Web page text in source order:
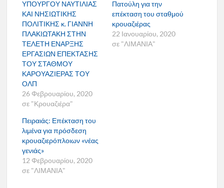
ΥΠΟΥΡΓΟΥ ΝΑΥΤΙΛΙΑΣ
ΚΑΙ ΝΗΣΙΩΤΙΚΗΣ
ΠΟΛΙΤΙΚΗΣ κ. ΓΙΑΝΝΗ
ΠΛΑΚΙΩΤΑΚΗ ΣΤΗΝ
ΤΕΛΕΤΗ ΕΝΑΡΞΗΣ
ΕΡΓΑΣΙΩΝ ΕΠΕΚΤΑΣΗΣ
ΤΟΥ ΣΤΑΘΜΟΥ
ΚΑΡΟΥΑΖΙΕΡΑΣ ΤΟΥ
ΟΛΠ
26 Φεβρουαρίου, 2020
σε "Κρουαζιέρα"
Πατούλη για την
επέκταση του σταθμού
κρουαζιέρας
22 Ιανουαρίου, 2020
σε "ΛΙΜΑΝΙΑ"
Πειραιάς: Επέκταση του
λιμένα για πρόσδεση
κρουαζιερόπλοιων «νέας
γενιάς»
12 Φεβρουαρίου, 2020
σε "ΛΙΜΑΝΙΑ"